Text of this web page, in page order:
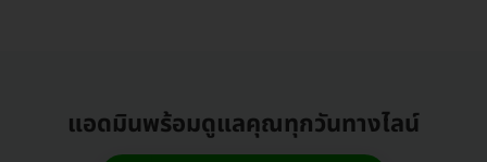
แอดมินพร้อมดูแลคุณทุกวันทางไลน์